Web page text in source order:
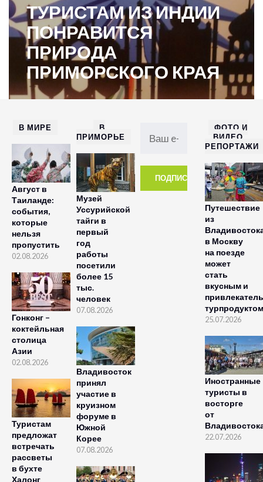
ТУРИСТАМ ИЗ ИНДИИ
ПОНРАВИТСЯ
ПРИРОДА
ПРИМОРСКОГО КРАЯ
В МИРЕ
Август в
Таиланде:
события,
которые
нельзя
пропустить
02.08.2026
Гонконг –
коктейльная
столица
Азии
02.08.2026
Туристам
предложат
встречать
рассветы
в бухте
Халонг
В
ПРИМОРЬЕ
Музей
Уссурийской
тайги в
первый
год
работы
посетили
более 15
тыс.
человек
07.08.2026
Владивосток
принял
участие в
круизном
форуме в
Южной
Корее
07.08.2026
ФОТО И
ВИДЕО
РЕПОРТАЖИ
Путешествие
из
в Москву
на поезде
может
стать
вкусным и
турпродуктом
25.07.2026
Иностранные
туристы в
восторге
от
22.07.2026